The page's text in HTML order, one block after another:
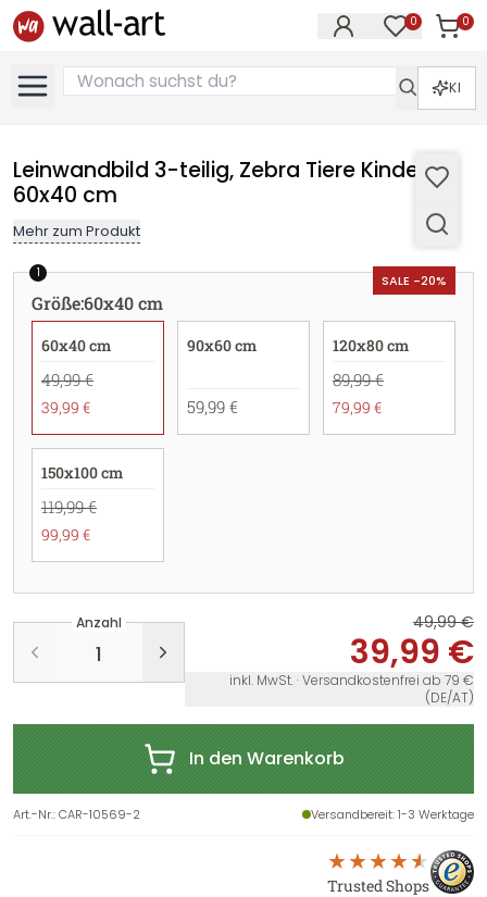
0 0
KI
Leinwandbild 3-teilig, Zebra Tiere Kinder -
60x40 cm
Mehr zum Produkt
SALE -20%
1
Größe:60x40 cm
60x40 cm
49,99 €
39,99 €
90x60 cm
59,99 €
120x80 cm
89,99 €
79,99 €
150x100 cm
119,99 €
99,99 €
Anzahl 49,99 €
39,99 €
inkl. MwSt. · Versandkostenfrei ab 79 €
(DE/AT)
In den Warenkorb
Art.-Nr.:CAR-10569-2 Versandbereit: 1-3 Werktage
Trusted Shops